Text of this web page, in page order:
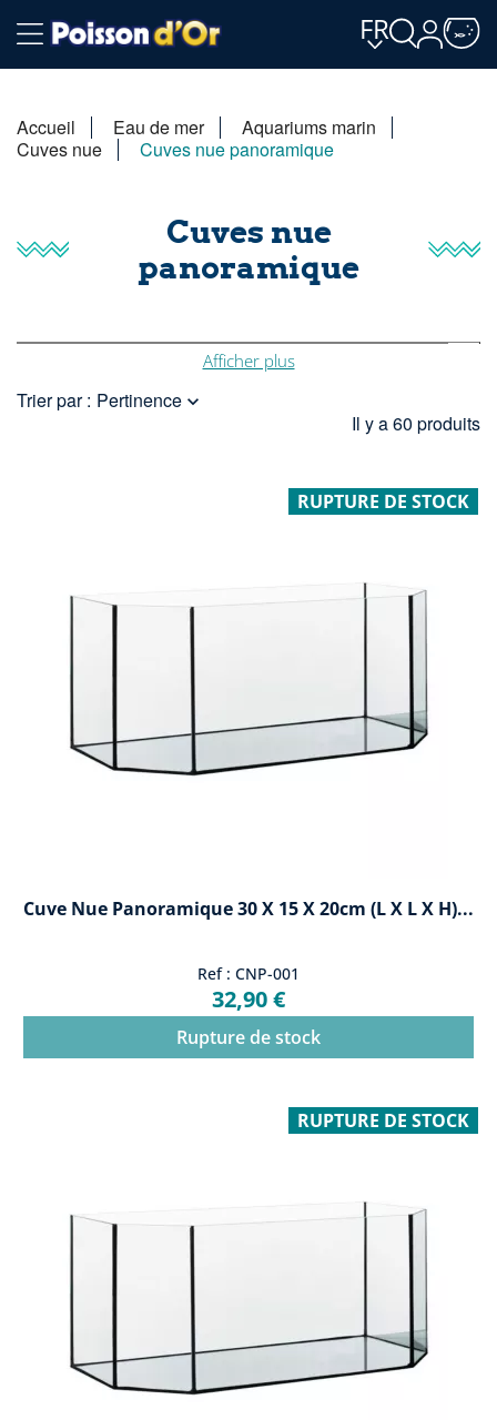
FR
Accueil Eau de mer
Aquariums marin
Cuves nue
Cuves nue panoramique
Cuves nue
panoramique
Nous n'expédions plus les cuves nue pour plusieurs raisons.
Un enlèvement au Poisson d'Or Belgique reste possible.
Afficher plus
Trier par : Pertinence 
Il y a 60 produits
Cuve Nue Panoramique 30 X 15 X 20cm (L X L X H)...
Ref : CNP-001
32,90 €
Rupture de stock
RUPTURE DE STOCK
RUPTURE DE STOCK